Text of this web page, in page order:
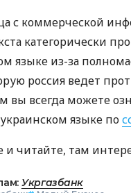
с коммерческой
категорически
языке из-за
россия ведет
вы всегда можете
языке по
и читайте, там
Укргазбанк